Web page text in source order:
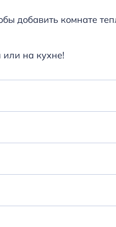
добавить комнате
или на кухне!